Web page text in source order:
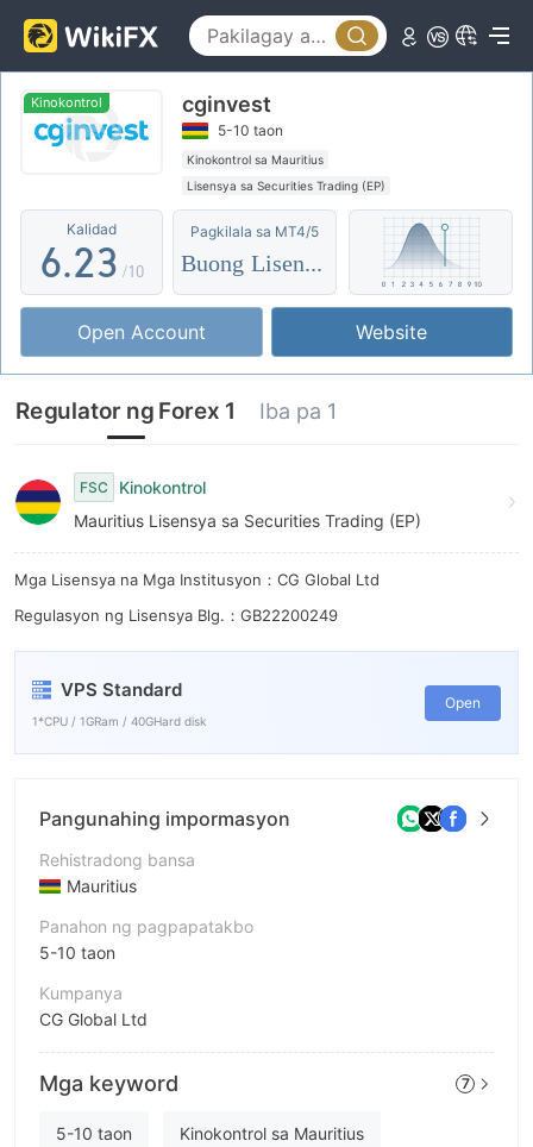
Kinokontrol cginvest
5-10 taon
Kinokontrol sa Mauritius
Lisensya sa Securities Trading (EP)
Ang buong lisensya ng MT5
Pandaigdigang negosyo
Regulasyon sa Labi
Kalidad
1
2
3
5
6
7
8
9
.
1
2
3
4
5
7
8
9
0
2
3
4
5
6
7
8
9
/10
Pagkilala sa MT4/5
Buong Lisensya
Open Account Website
Regulator ng Forex 1 Iba pa 1
FSC
Kinokontrol
Mauritius Lisensya sa Securities Trading (EP)
Mga Lisensya na Mga Institusyon：CG Global Ltd
Regulasyon ng Lisensya Blg.：GB22200249
VPS Standard
1*CPU / 1GRam / 40GHard disk
Open
Pangunahing impormasyon
Rehistradong bansa
Mauritius
Panahon ng pagpapatakbo
5-10 taon
Kumpanya
CG Global Ltd
Pagwawasto
cginvest
empleyado ng kumpanya
Mga keyword 7
5-10 taon Kinokontrol sa Mauritius